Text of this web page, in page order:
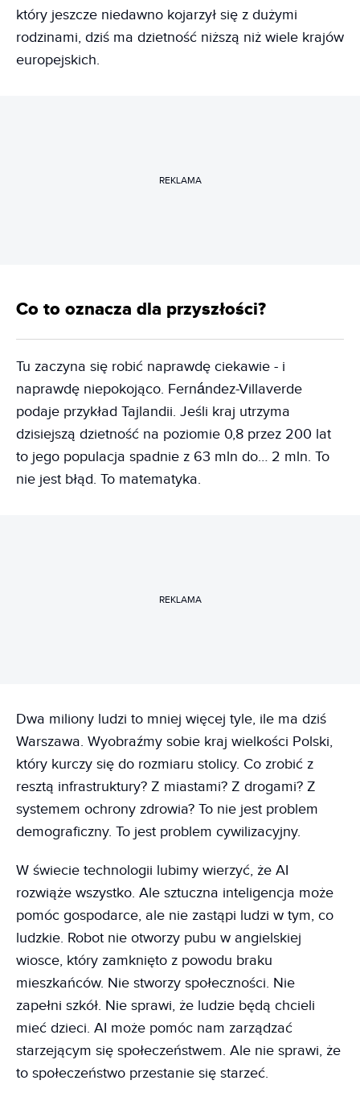
który jeszcze niedawno kojarzył się z dużymi
rodzinami, dziś ma dzietność niższą niż wiele krajów
europejskich.
REKLAMA
Co to oznacza dla przyszłości?
Tu zaczyna się robić naprawdę ciekawie - i
naprawdę niepokojąco. Fernández-Villaverde
podaje przykład Tajlandii. Jeśli kraj utrzyma
dzisiejszą dzietność na poziomie 0,8 przez 200 lat
to jego populacja spadnie z 63 mln do… 2 mln. To
nie jest błąd. To matematyka.
REKLAMA
Dwa miliony ludzi to mniej więcej tyle, ile ma dziś
Warszawa. Wyobraźmy sobie kraj wielkości Polski,
który kurczy się do rozmiaru stolicy. Co zrobić z
resztą infrastruktury? Z miastami? Z drogami? Z
systemem ochrony zdrowia? To nie jest problem
demograficzny. To jest problem cywilizacyjny.
W świecie technologii lubimy wierzyć, że AI
rozwiąże wszystko. Ale sztuczna inteligencja może
pomóc gospodarce, ale nie zastąpi ludzi w tym, co
ludzkie. Robot nie otworzy pubu w angielskiej
wiosce, który zamknięto z powodu braku
mieszkańców. Nie stworzy społeczności. Nie
zapełni szkół. Nie sprawi, że ludzie będą chcieli
mieć dzieci. AI może pomóc nam zarządzać
starzejącym się społeczeństwem. Ale nie sprawi, że
to społeczeństwo przestanie się starzeć.